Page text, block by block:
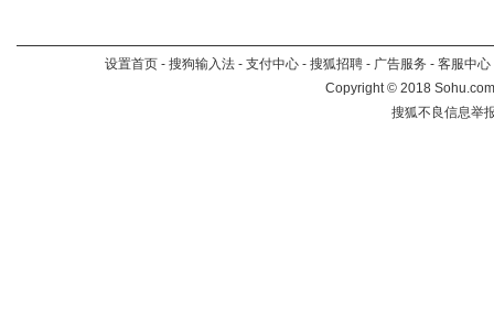
设置首页 - 搜狗输入法 - 支付中心 - 搜狐招聘 - 广告服务 - 客服中心
Copyright©2018
搜狐不良信息举